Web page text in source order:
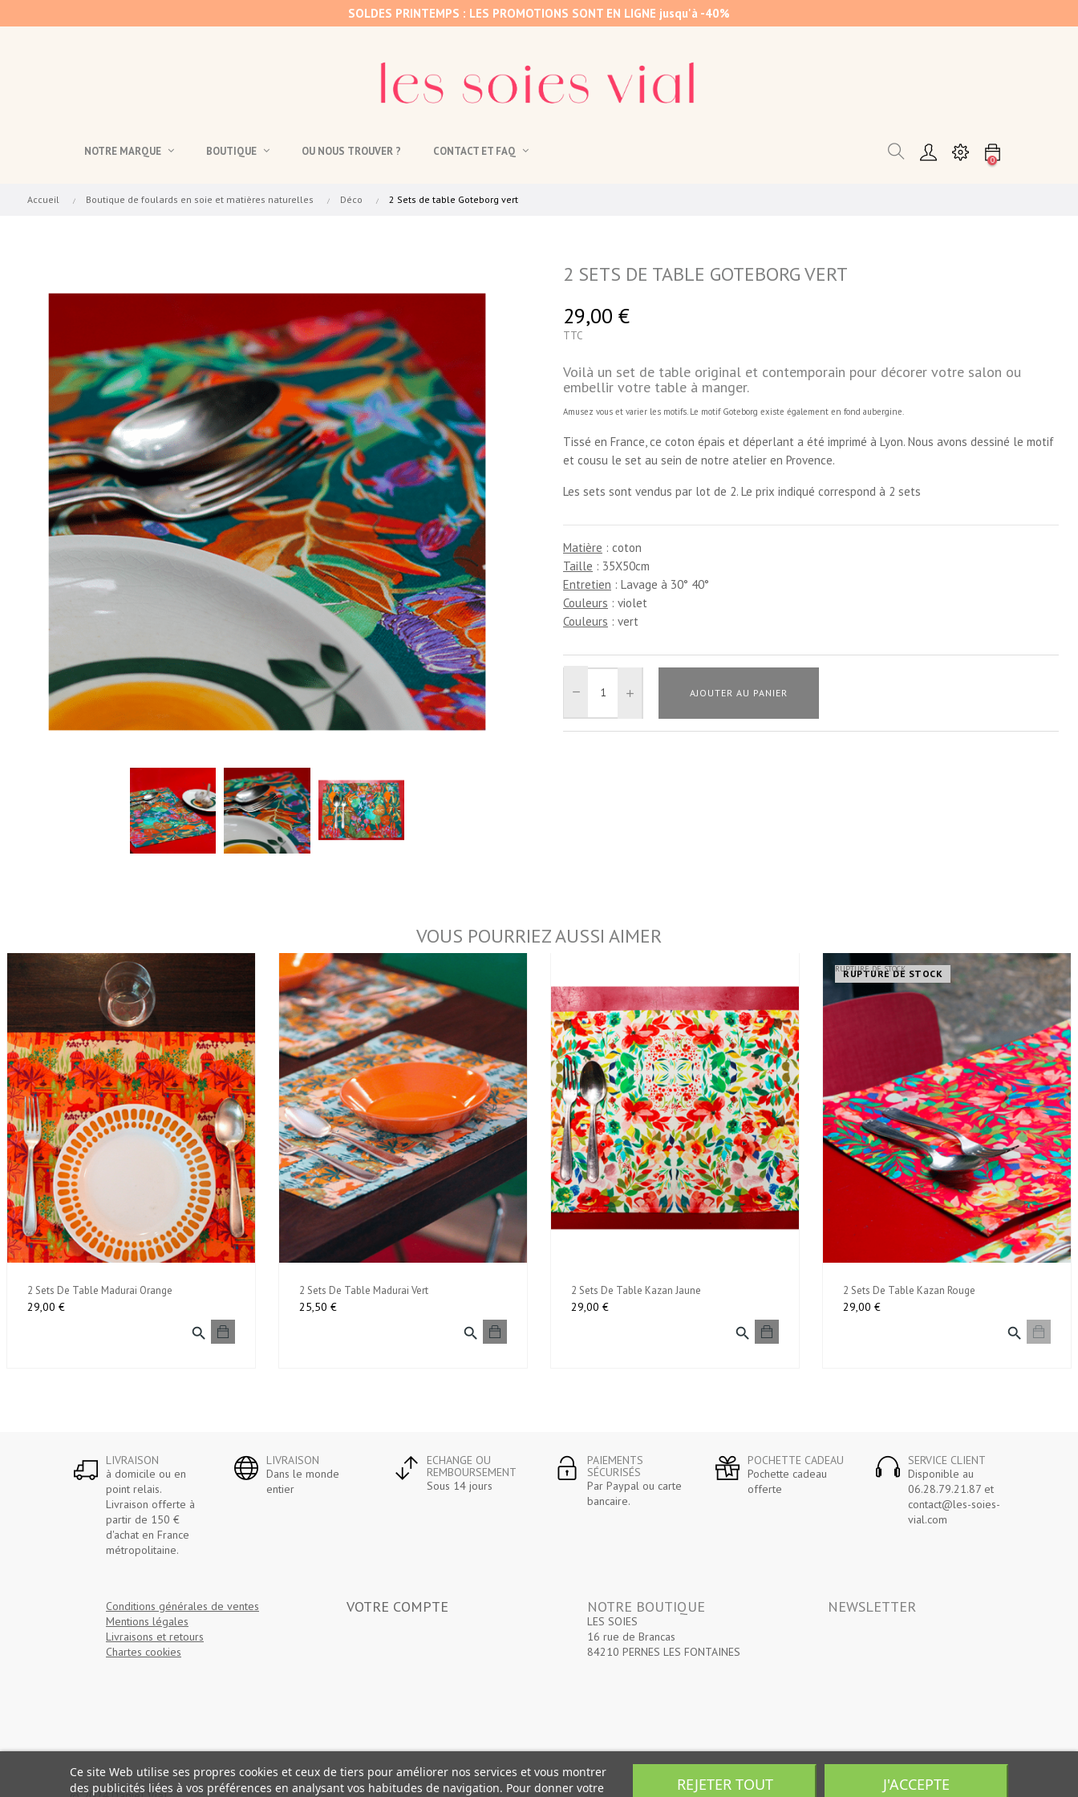
SOLDES PRINTEMPS : LES PROMOTIONS SONT EN LIGNE jusqu'à -40%
NOTRE MARQUE BOUTIQUE OU NOUS TROUVER ? CONTACT ET FAQ
0
Accueil Boutique de foulards en soie et matières naturelles Déco 2 Sets de table Goteborg vert
2 SETS DE TABLE GOTEBORG VERT
29,00 €
TTC
Voilà un set de table original et contemporain pour décorer votre salon ou
embellir votre table à manger.
Amusez vous et varier les motifs. Le motif Goteborg existe également en fond aubergine.
Tissé en France, ce coton épais et déperlant a été imprimé à Lyon. Nous avons dessiné le motif
et cousu le set au sein de notre atelier en Provence.
Les sets sont vendus par lot de 2. Le prix indiqué correspond à 2 sets
Matière : coton
Taille : 35X50cm
Entretien : Lavage à 30° 40°
Couleurs : violet
Couleurs : vert
AJOUTER AU PANIER
VOUS POURRIEZ AUSSI AIMER
2 Sets De Table Madurai Orange
Prix
29,00 €

2 Sets De Table Madurai Vert
Prix
25,50 €

2 Sets De Table Kazan Jaune
Prix
29,00 €

2 Sets De Table Kazan Rouge
Prix
29,00 €

RUPTURE DE STOCK
RUPTURE DE STOCK
Ce site Web utilise ses propres cookies et ceux de tiers pour améliorer nos services et vous montrer
des publicités liées à vos préférences en analysant vos habitudes de navigation. Pour donner votre
REJETER TOUT J'ACCEPTE
LIVRAISON
à domicile ou en
point relais.
Livraison offerte à
partir de 150 €
d'achat en France
métropolitaine.
LIVRAISON
Dans le monde
entier
ECHANGE OU
REMBOURSEMENT
Sous 14 jours
PAIEMENTS
SÉCURISÉS
Par Paypal ou carte
bancaire.
POCHETTE CADEAU
Pochette cadeau
offerte
SERVICE CLIENT
Disponible au
06.28.79.21.87 et
contact@les-soies-
vial.com
Conditions générales de ventes
Mentions légales
Livraisons et retours
Chartes cookies
VOTRE COMPTE NOTRE BOUTIQUE
LES SOIES
16 rue de Brancas
84210 PERNES LES FONTAINES
NEWSLETTER